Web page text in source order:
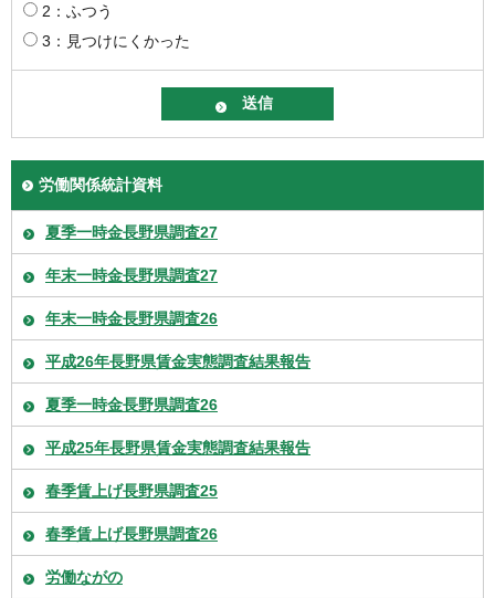
2：ふつう
3：見つけにくかった
労働関係統計資料
夏季一時金長野県調査27
年末一時金長野県調査27
年末一時金長野県調査26
平成26年長野県賃金実態調査結果報告
夏季一時金長野県調査26
平成25年長野県賃金実態調査結果報告
春季賃上げ長野県調査25
春季賃上げ長野県調査26
労働ながの